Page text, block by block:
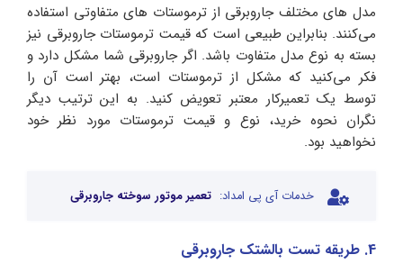
مدل های مختلف جاروبرقی از ترموستات های متفاوتی استفاده
می‌کنند. بنابراین طبیعی است که قیمت ترموستات جاروبرقی نیز
بسته به نوع مدل متفاوت باشد. اگر جاروبرقی شما مشکل دارد و
فکر می‌کنید که مشکل از ترموستات است، بهتر است آن را
توسط یک تعمیرکار معتبر تعویض کنید. به این ترتیب دیگر
نگران نحوه خرید، نوع و قیمت ترموستات مورد نظر خود
نخواهید بود.
خدمات آی پی امداد: تعمیر موتور سوخته جاروبرقی
4. طریقه تست بالشتک جاروبرقی